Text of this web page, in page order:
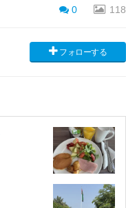
0 118
フォローする